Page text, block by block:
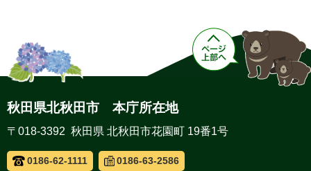
秋田県北秋田市 本庁所在地
〒018-3392 秋田県 北秋田市花園町 19番1号
0186-62-1111 0186-63-2586